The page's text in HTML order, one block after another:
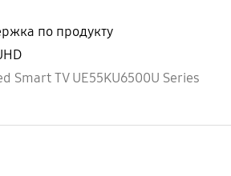
по продукту
Smart TV UE55KU6500U Series